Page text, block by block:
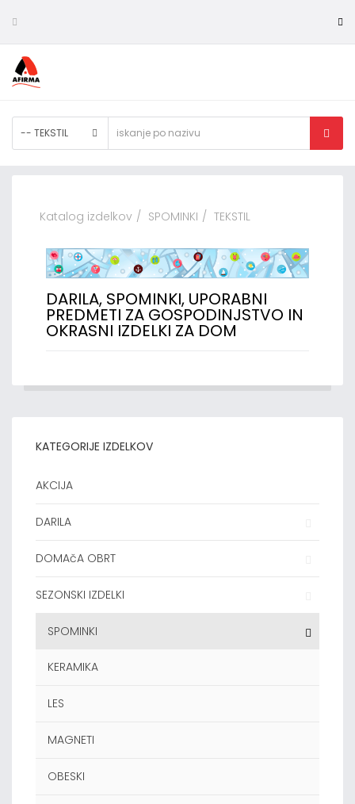
-- TEKSTIL
Katalog izdelkov SPOMINKI TEKSTIL
DARILA, SPOMINKI, UPORABNI
PREDMETI ZA GOSPODINJSTVO IN
OKRASNI IZDELKI ZA DOM
KATEGORIJE IZDELKOV
AKCIJA
DARILA
DOMAčA OBRT
SEZONSKI IZDELKI
SPOMINKI
KERAMIKA
LES
MAGNETI
OBESKI